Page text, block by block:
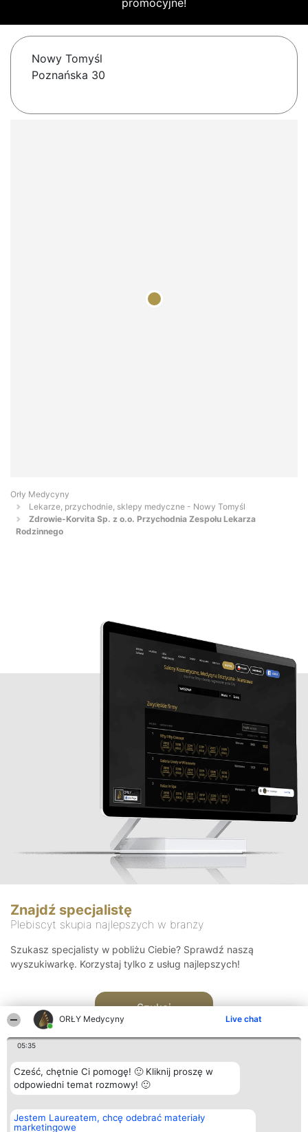
ORŁY Medycyny Live chat
05:35
Cześć, chętnie Ci pomogę! 🙂 Kliknij proszę w
odpowiedni temat rozmowy! 🙂
Jestem Laureatem, chcę odebrać materiały
marketingowe
promocyjne!
Nowy Tomyśl
Poznańska 30
Orły Medycyny
Lekarze, przychodnie, sklepy medyczne - Nowy Tomyśl
Zdrowie-Korvita Sp. z o.o. Przychodnia Zespołu Lekarza
Rodzinnego
Znajdź specjalistę
Plebiscyt skupia najlepszych w branży
Szukasz specjalisty w pobliżu Ciebie? Sprawdź naszą
wyszukiwarkę. Korzystaj tylko z usług najlepszych!
Szukaj
Organizator plebiscytu
Bright Side Solutions sp. z o.
o. sp. k.
Plebiscyt
Laureaci
Kontakt
Kontakt